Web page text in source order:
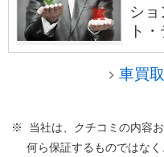
シ
ト
車買
※ 当社は、クチコミの内容お
何ら保証するものではなく